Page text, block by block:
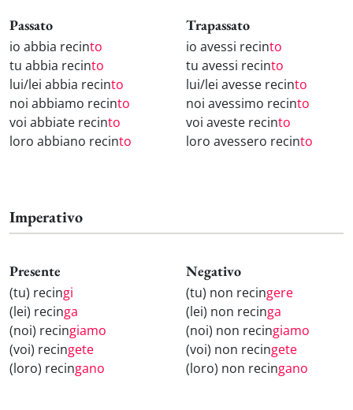
Passato
io abbia recinto
tu abbia recinto
lui/lei abbia recinto
noi abbiamo recinto
voi abbiate recinto
loro abbiano recinto
Trapassato
io avessi recinto
tu avessi recinto
lui/lei avesse recinto
noi avessimo recinto
voi aveste recinto
loro avessero recinto
Imperativo
Presente
(tu) recingi
(lei) recinga
(noi) recingiamo
(voi) recingete
(loro) recingano
Negativo
(tu) non recingere
(lei) non recinga
(noi) non recingiamo
(voi) non recingete
(loro) non recingano